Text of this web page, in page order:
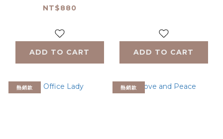
NT$880
ADD TO CART ADD TO CART
熱銷款 熱銷款